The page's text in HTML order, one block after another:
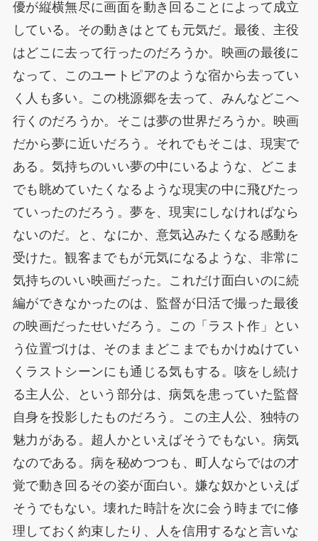
優が縦横無尽に画面を動き回ることによって成立
している。その動きはとても元気だ。最後、主役
はどこに去って行ったのだろうか。映画の最後に
なって、このユートピアのような宿から去ってい
く人も多い。この桃源郷を去って、みんなどこへ
行くのだろうか。そこは夢の世界だろうか。映画
だから夢に近いだろう。それでもそこは、現実で
ある。気持ちのいい夢の中にいるような、どこま
でも眺めていたくなるような現実の中に飛びたっ
ていったのだろう。夢を、現実にしなければなら
ないのだ。と、なにか、意気込みたくなる感動を
受けた。観客までもが元気になるような、非常に
気持ちのいい映画だった。これだけ面白いのに続
編ができなかったのは、監督が日活で撮った最後
の映画だったせいだろう。この「ラスト作」とい
う位置づけは、そのままどこまでもかけぬけてい
くラストシーンにも通じる気もする。咳をし続け
る主人公、という部分は、病気を患っていた監督
自身を投影したものだろう。この主人公、独特の
魅力がある。超人かといえばそうでもない。病気
なのである。病を秘めつつも、町人ならではの才
覚で動き回るその姿が面白い。嫌な奴かといえば
そうでもない。壊れた時計を次に会う時までに修
理しておく約束したり、人を信用するなと言いな